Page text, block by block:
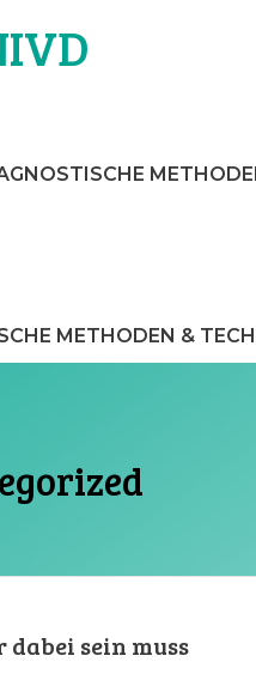
METHODEN &
sein muss